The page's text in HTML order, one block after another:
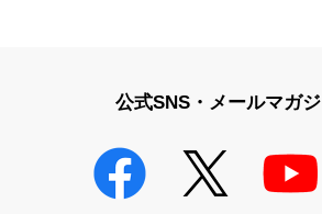
公式SNS・メールマガ